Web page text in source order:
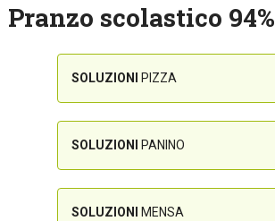
Pranzo scolastico 94%
SOLUZIONI PIZZA
SOLUZIONI PANINO
SOLUZIONI MENSA